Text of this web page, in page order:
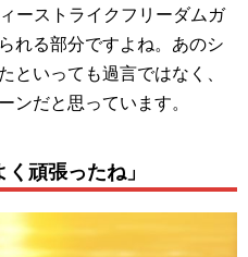
ーストライクフリーダムガ
れる部分ですよね。あのシ
といっても過言ではなく、
ンだと思っています。
頑張ったね」